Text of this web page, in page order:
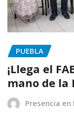
PUEBLA
¡Llega el
mano de la
Presencia en